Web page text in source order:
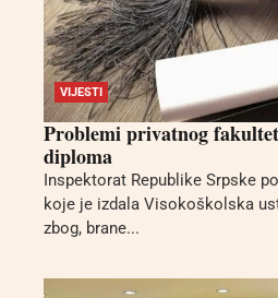
VIJESTI
Problemi privatnog
diploma
Inspektorat Republike Srpske
koje je izdala Visokoškolska
zbog, brane...